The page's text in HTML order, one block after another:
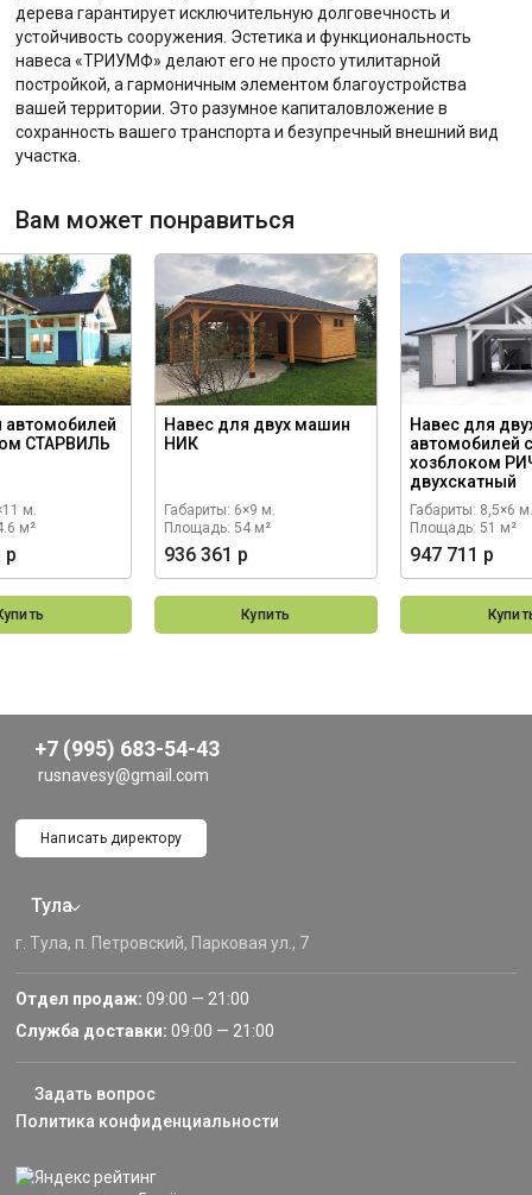
дерева гарантирует исключительную долговечность и
устойчивость сооружения. Эстетика и функциональность
навеса «ТРИУМФ» делают его не просто утилитарной
постройкой, а гармоничным элементом благоустройства
вашей территории. Это разумное капиталовложение в
сохранность вашего транспорта и безупречный внешний вид
участка.
Вам может понравиться
автомобилей
СТАРВИЛЬ
м.
м²
р
Навес для двух машин
НИК
Габариты: 6×9 м.
Площадь: 54 м²
936 361 р
Купить
Навес для
автомобилей
хозблоком
двухскатный
Габариты: 8,5×6
Площадь: 51 м²
947 711 р
+7 (995) 683-54-43
rusnavesy@gmail.com
Написать директору
Тула
г. Тула, п. Петровский, Парковая ул., 7
Отдел продаж: 09:00 — 21:00
Служба доставки: 09:00 — 21:00
Задать вопрос
Политика конфиденциальности